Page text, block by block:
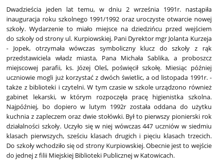
Dwadzieścia jeden lat temu, w dniu 2 września 1991r. nastąpiła
inauguracja roku szkolnego 1991/1992 oraz uroczyste otwarcie nowej
szkoły. Wydarzenie to miało miejsce na dziedzińcu przed wejściem
do szkoły od strony ul. Kurpiowskiej. Pani Dyrektor mgr Jolanta Kurzeja
- Jopek, otrzymała wówczas symboliczny klucz do szkoły z rąk
przedstawiciela władz miasta, Pana Michała Sablika, a proboszcz
miejscowej parafii, ks. Józej Oleś, poświęcił szkołę. Miesiąc później
uczniowie mogli już korzystać z dwóch świetlic, a od listopada 1991r. -
także z biblioteki i czytelni. W tym czasie w szkole urządzono również
gabinet lekarski, w którym rozpoczęła pracę higienistka szkolna.
Najpóźniej, bo dopiero w lutym 1992r została oddana do użytku
kuchnia z zapleczem oraz dwie stołówki. Był to pierwszy pionierski rok
działalności szkoły. Uczyło się w niej wówczas 447 uczniów w siedmiu
klasach pierwszych, sześciu klasach drugich i pięciu klasach trzecich.
Do szkoły wchodziło się od strony Kurpiowskiej. Obecnie jest to wejście
do jednej z filii Miejskiej Biblioteki Publicznej w Katowicach.